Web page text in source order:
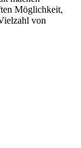
Möglichkeit,
von